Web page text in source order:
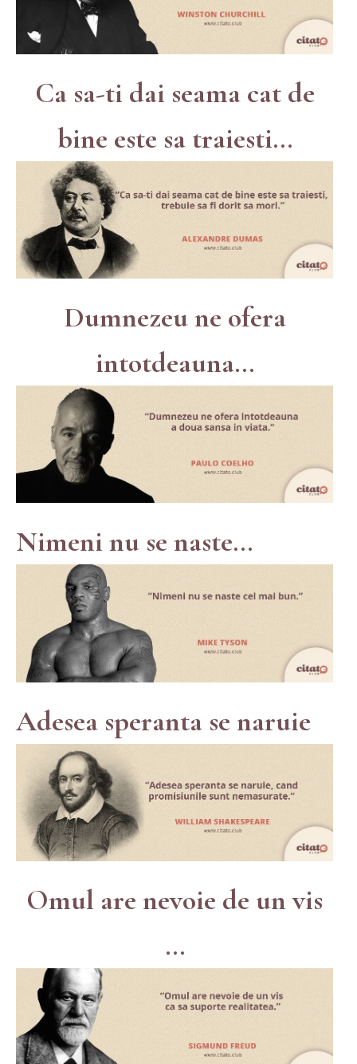
Ca sa-ti dai seama cat de
bine este sa traiesti...
Dumnezeu ne ofera
intotdeauna...
Nimeni nu se naste...
Adesea speranta se naruie
Omul are nevoie de un vis
...